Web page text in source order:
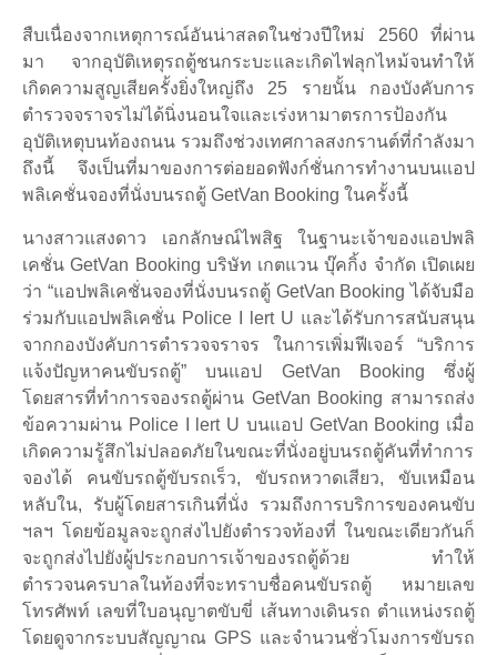
สืบเนื่องจากเหตุการณ์อันน่าสลดในช่วงปีใหม่ 2560 ที่ผ่าน
มา จากอุบัติเหตุรถตู้ชนกระบะและเกิดไฟลุกไหม้จนทำให้
เกิดความสูญเสียครั้งยิ่งใหญ่ถึง 25 รายนั้น กองบังคับการ
ตำรวจจราจรไม่ได้นิ่งนอนใจและเร่งหามาตรการป้องกัน
อุบัติเหตุบนท้องถนน รวมถึงช่วงเทศกาลสงกรานต์ที่กำลังมา
ถึงนี้ จึงเป็นที่มาของการต่อยอดฟังก์ชั่นการทำงานบนแอป
พลิเคชั่นจองที่นั่งบนรถตู้ GetVan Booking ในครั้งนี้
นางสาวแสงดาว เอกลักษณ์ไพสิฐ ในฐานะเจ้าของแอปพลิ
เคชั่น GetVan Booking บริษัท เกตแวน บุ๊คกิ้ง จำกัด เปิดเผย
ว่า “แอปพลิเคชั่นจองที่นั่งบนรถตู้ GetVan Booking ได้จับมือ
ร่วมกับแอปพลิเคชั่น Police I lert U และได้รับการสนับสนุน
จากกองบังคับการตำรวจจราจร ในการเพิ่มฟีเจอร์ “บริการ
แจ้งปัญหาคนขับรถตู้” บนแอป GetVan Booking ซึ่งผู้
โดยสารที่ทำการจองรถตู้ผ่าน GetVan Booking สามารถส่ง
ข้อความผ่าน Police I lert U บนแอป GetVan Booking เมื่อ
เกิดความรู้สึกไม่ปลอดภัยในขณะที่นั่งอยู่บนรถตู้คันที่ทำการ
จองได้ คนขับรถตู้ขับรถเร็ว, ขับรถหวาดเสียว, ขับเหมือน
หลับใน, รับผู้โดยสารเกินที่นั่ง รวมถึงการบริการของคนขับ
ฯลฯ โดยข้อมูลจะถูกส่งไปยังตำรวจท้องที่ ในขณะเดียวกันก็
จะถูกส่งไปยังผู้ประกอบการเจ้าของรถตู้ด้วย ทำให้
ตำรวจนครบาลในท้องที่จะทราบชื่อคนขับรถตู้ หมายเลข
โทรศัพท์ เลขที่ใบอนุญาตขับขี่ เส้นทางเดินรถ ตำแหน่งรถตู้
โดยดูจากระบบสัญญาณ GPS และจำนวนชั่วโมงการขับรถ